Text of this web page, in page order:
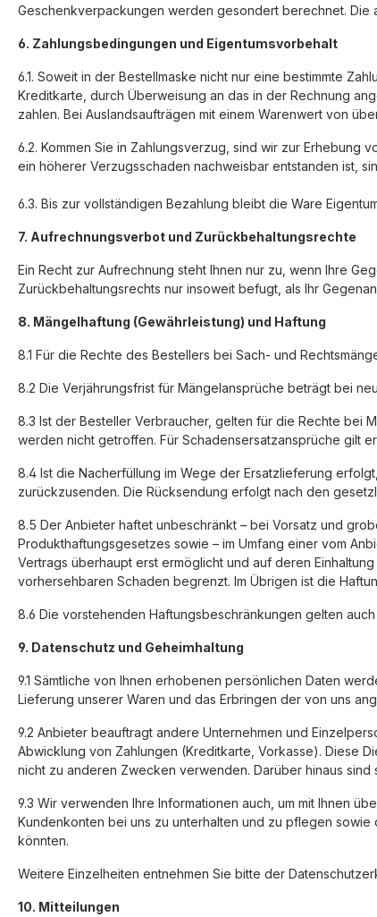
Geschenkverpackungen werden gesondert berechnet. Die
6. Zahlungsbedingungen und Eigentumsvorbehalt
6.1. Soweit in der Bestellmaske nicht nur eine bestimmte
Kreditkarte, durch Überweisung an das in der Rechnung
zahlen. Bei Auslandsaufträgen mit einem Warenwert von
6.2. Kommen Sie in Zahlungsverzug, sind wir zur
ein höherer Verzugsschaden nachweisbar entstanden ist,
6.3. Bis zur vollständigen Bezahlung bleibt die Ware
7. Aufrechnungsverbot und Zurückbehaltungsrechte
Ein Recht zur Aufrechnung steht Ihnen nur zu, wenn Ihre
Zurückbehaltungsrechts nur insoweit befugt, als Ihr
8. Mängelhaftung (Gewährleistung) und Haftung
8.1 Für die Rechte des Bestellers bei Sach- und
8.2 Die Verjährungsfrist für Mängelansprüche beträgt bei
8.3 Ist der Besteller Verbraucher, gelten für die Rechte bei
werden nicht getroffen. Für Schadensersatzansprüche gilt
8.4 Ist die Nacherfüllung im Wege der Ersatzlieferung
zurückzusenden. Die Rücksendung erfolgt nach den
8.5 Der Anbieter haftet unbeschränkt – bei Vorsatz und
Produkthaftungsgesetzes sowie – im Umfang einer vom
Vertrags überhaupt erst ermöglicht und auf deren
vorhersehbaren Schaden begrenzt. Im Übrigen ist die
8.6 Die vorstehenden Haftungsbeschränkungen gelten
9. Datenschutz und Geheimhaltung
9.1 Sämtliche von Ihnen erhobenen persönlichen Daten
Lieferung unserer Waren und das Erbringen der von uns
9.2 Anbieter beauftragt andere Unternehmen und
Abwicklung von Zahlungen (Kreditkarte, Vorkasse). Diese
nicht zu anderen Zwecken verwenden. Darüber hinaus
9.3 Wir verwenden Ihre Informationen auch, um mit Ihnen
Kundenkonten bei uns zu unterhalten und zu pflegen
könnten.
Weitere Einzelheiten entnehmen Sie bitte der
10. Mitteilungen